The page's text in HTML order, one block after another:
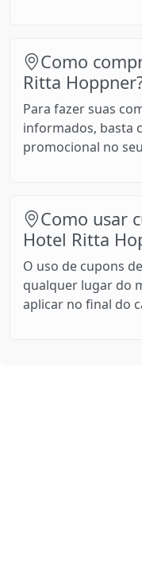
Como
Ritta
Para fazer suas
informados, basta
promocional no
Como usar
Hotel Ritta
O uso de cupons
qualquer lugar do
aplicar no final do